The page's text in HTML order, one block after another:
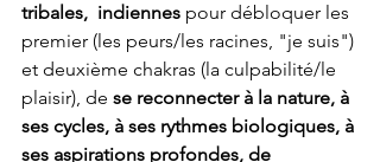
tribales,  indiennes pour débloquer les
premier (les peurs/les racines, "je suis")
et deuxième chakras (la culpabilité/le
plaisir), de se reconnecter à la nature, à
ses cycles, à ses rythmes biologiques, à
ses aspirations profondes, de